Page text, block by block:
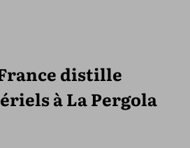
distille
à La Pergola